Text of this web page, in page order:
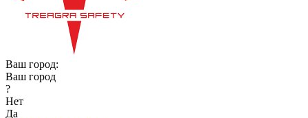
Ваш город:
Ваш город
?
Нет
Да